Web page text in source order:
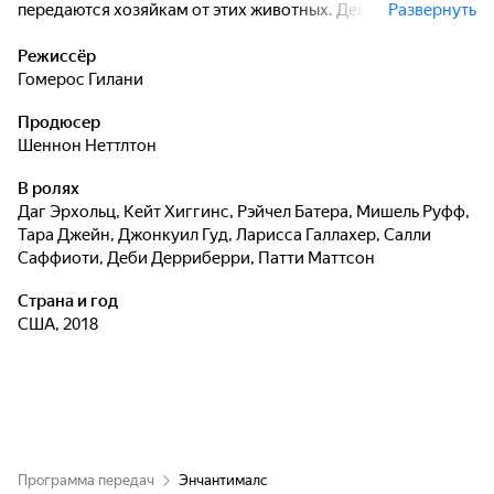
передаются хозяйкам от этих животных. Девочки
вокруг и являются хранительницами волшебного леса, а
зверята помогают им в этом. Каждый день здесь
волшебством!
Развернуть
Режиссёр
Гомерос Гилани
Продюсер
Шеннон Неттлтон
В ролях
Даг Эрхольц, Кейт Хиггинс, Рэйчел Батера, Мишель Руфф,
Тара Джейн, Джонкуил Гуд, Ларисса Галлахер, Салли
Саффиоти, Деби Дерриберри, Патти Маттсон
Страна и год
США, 2018
Программа передач Энчантималс